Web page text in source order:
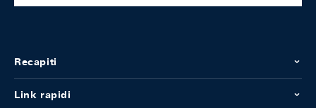
Recapiti
Link rapidi